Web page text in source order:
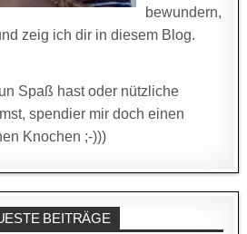
bewundern,
zeig ich dir in diesem Blog.
Spaß hast oder nützliche
spendier mir doch einen
Knochen ;-)))
BEITRÄGE